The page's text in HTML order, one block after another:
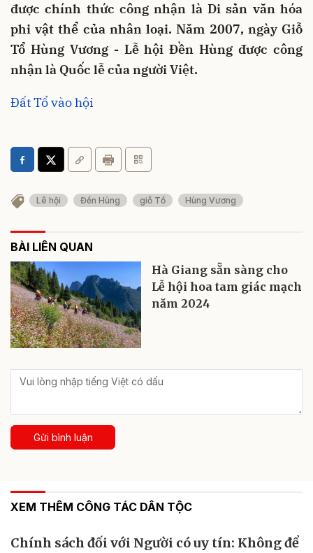
được chính thức công nhận là Di sản văn hóa
phi vật thể của nhân loại. Năm 2007, ngày Giỗ
Tổ Hùng Vương - Lễ hội Đền Hùng được công
nhận là Quốc lễ của người Việt.
Đất Tổ vào hội
Lê hội Đền Hùng giỗ Tổ Hùng Vương
BÀI LIÊN QUAN
Hà Giang sẵn sàng cho
Lễ hội hoa tam giác mạch
năm 2024
Gửi bình luận
XEM THÊM CÔNG TÁC DÂN TỘC
Chính sách đối với Người có uy tín: Không để